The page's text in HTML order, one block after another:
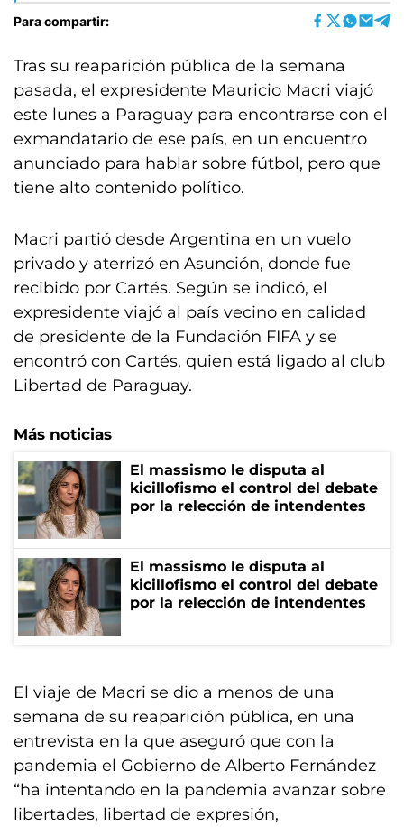
Para compartir:
Tras su reaparición pública de la semana
pasada, el expresidente Mauricio Macri viajó
este lunes a Paraguay para encontrarse con el
exmandatario de ese país, en un encuentro
anunciado para hablar sobre fútbol, pero que
tiene alto contenido político.
Macri partió desde Argentina en un vuelo
privado y aterrizó en Asunción, donde fue
recibido por Cartés. Según se indicó, el
expresidente viajó al país vecino en calidad
de presidente de la Fundación FIFA y se
encontró con Cartés, quien está ligado al club
Libertad de Paraguay.
Más noticias
El massismo le disputa al
kicillofismo el control del debate
por la relección de intendentes
El massismo le disputa al
kicillofismo el control del debate
por la relección de intendentes
El viaje de Macri se dio a menos de una
semana de su reaparición pública, en una
entrevista en la que aseguró que con la
pandemia el Gobierno de Alberto Fernández
“ha intentando en la pandemia avanzar sobre
libertades, libertad de expresión,